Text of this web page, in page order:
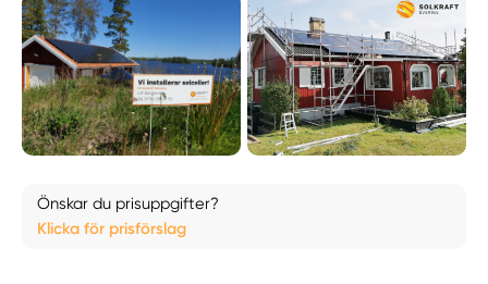
Önskar du prisuppgifter?
Klicka för prisförslag